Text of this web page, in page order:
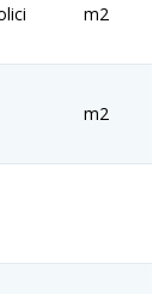
m2
m2